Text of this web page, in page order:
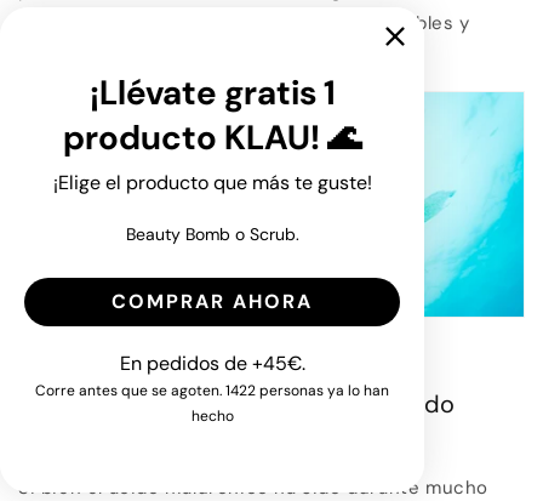
envejecimiento, ofreciendo resultados visibles y
El dilema: Ácido Hialurónico vs. Ácido
Si bien el ácido hialurónico ha sido durante mucho
¡Llévate gratis 1
producto KLAU! 🌊
¡Elige el producto que más te guste!
Beauty Bomb o Scrub.
COMPRAR AHORA
En pedidos de +45€.
Corre antes que se agoten. 1422 personas ya lo han
hecho